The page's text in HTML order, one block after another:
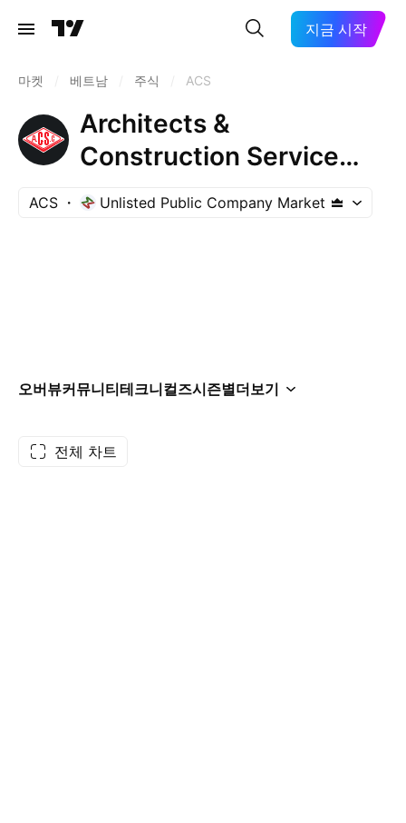
지금 시작
마켓 베트남 주식 ACS
Architects &
Construction Service
Corporation
ACS Unlisted Public Company Market
오버뷰커뮤니티테크니컬즈시즌별더보기
전체 차트